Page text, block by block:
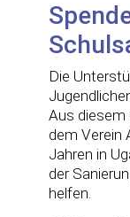
Die
Aus diesem
dem Verein
Jahren in
der
helfen.